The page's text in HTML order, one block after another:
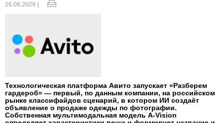
26.06.2026 |
Технологическая платформа Авито запускает «Разберем
гардероб» — первый, по данным компании, на российском
рынке классифайдов сценарий, в котором ИИ создаёт
объявление о продаже одежды по фотографии.
Собственная мультимодальная модель A-Vision